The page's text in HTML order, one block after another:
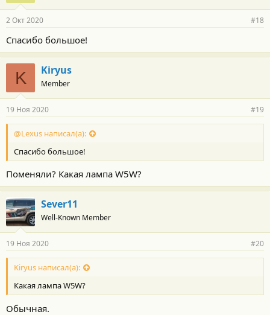
2 Окт 2020 #18
Спасибо большое!
K Kiryus
Member
19 Ноя 2020 #19
@Lexus написал(а):
Спасибо большое!
Поменяли? Какая лампа W5W?
Sever11
Well-Known Member
19 Ноя 2020 #20
Kiryus написал(а):
Какая лампа W5W?
Обычная.